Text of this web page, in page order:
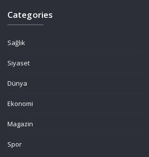
Categories
Sağlık
Siyaset
Dünya
Ekonomi
Magazin
Spor